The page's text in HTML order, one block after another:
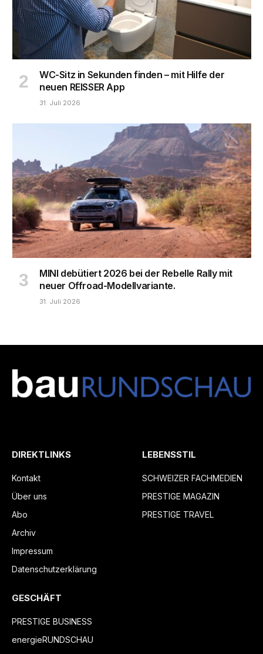
WC-Sitz in Sekunden finden – mit Hilfe der
neuen REISSER App
31. Juli 2026
MINI debütiert 2026 bei der Rebelle Rally mit
neuer Offroad-Modellvariante.
31. Juli 2026
DIREKTLINKS
Kontakt
Über uns
Abo
Archiv
Impressum
Datenschutzerklärung
LEBENSSTIL
SCHWEIZER FACHMEDIEN
PRESTIGE MAGAZIN
PRESTIGE TRAVEL
GESCHÄFT
PRESTIGE BUSINESS
energieRUNDSCHAU